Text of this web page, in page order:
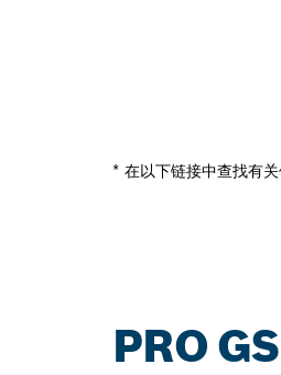
* 在以下链接中查找有关
PRO